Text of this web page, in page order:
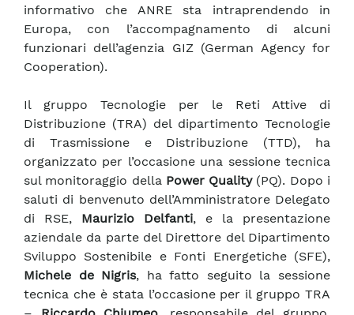
informativo che ANRE sta intraprendendo in
Europa, con l’accompagnamento di alcuni
funzionari dell’agenzia GIZ (German Agency for
Cooperation).
Il gruppo Tecnologie per le Reti Attive di
Distribuzione (TRA) del dipartimento Tecnologie
di Trasmissione e Distribuzione (TTD), ha
organizzato per l’occasione una sessione tecnica
sul monitoraggio della Power Quality(PQ). Dopo i
saluti di benvenuto dell’Amministratore Delegato
di RSE, Maurizio Delfanti, e la presentazione
aziendale da parte del Direttore del Dipartimento
Sviluppo Sostenibile e Fonti Energetiche (SFE),
Michele de Nigris, ha fatto seguito la sessione
tecnica che è stata l’occasione per il gruppo TRA